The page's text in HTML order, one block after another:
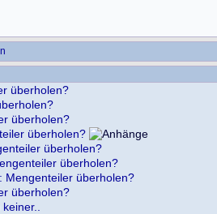
überholen?
überholen?
überholen?
überholen?
überholen?
Mengenteiler überholen?
überholen?